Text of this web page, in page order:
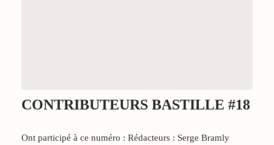
CONTRIBUTEURS BASTILLE #18
Ont participé à ce numéro : Rédacteurs : Serge Bramly